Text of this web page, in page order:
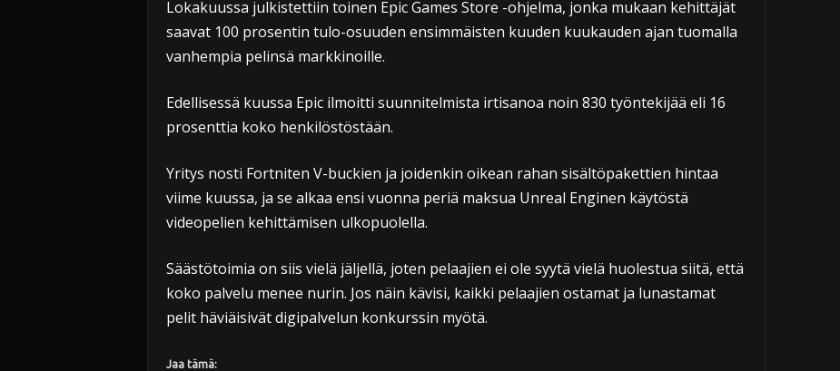
Lokakuussa julkistettiin toinen Epic Games Store -ohjelma, jonka mukaan kehittäjät
saavat 100 prosentin tulo-osuuden ensimmäisten kuuden kuukauden ajan tuomalla
vanhempia pelinsä markkinoille.
Edellisessä kuussa Epic ilmoitti suunnitelmista irtisanoa noin 830 työntekijää eli 16
prosenttia koko henkilöstöstään.
Yritys nosti Fortniten V-buckien ja joidenkin oikean rahan sisältöpakettien hintaa
viime kuussa, ja se alkaa ensi vuonna periä maksua Unreal Enginen käytöstä
videopelien kehittämisen ulkopuolella.
Säästötoimia on siis vielä jäljellä, joten pelaajien ei ole syytä vielä huolestua siitä, että
koko palvelu menee nurin. Jos näin kävisi, kaikki pelaajien ostamat ja lunastamat
pelit häviäisivät digipalvelun konkurssin myötä.
Jaa tämä: